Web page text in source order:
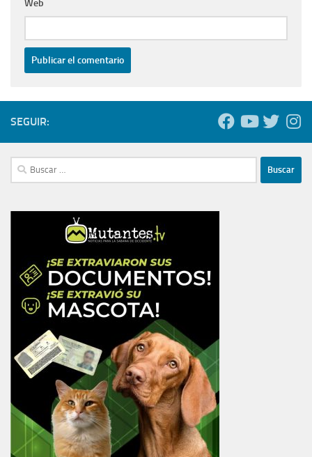
Web
SEGUIR:
Buscar: